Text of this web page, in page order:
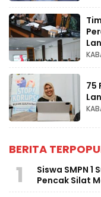
75
BERITA
1
Siswa SMPN
Pencak Silat